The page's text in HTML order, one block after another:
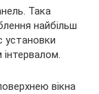
Така
найбільш
установки
вікна